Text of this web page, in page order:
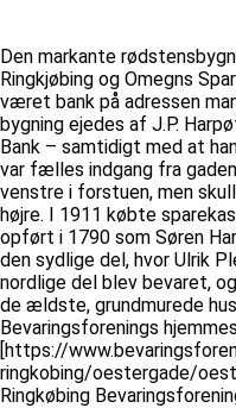
Den markante
Ringkjøbing og Omegns
været bank på adressen
bygning ejedes af J.P.
Bank – samtidigt med at
var fælles indgang fra
venstre i forstuen, men
højre. I 1911 købte
opført i 1790 som Søren
den sydlige del, hvor Ulrik
nordlige del blev bevaret,
de ældste, grundmurede
Bevaringsforenings
[https://
ringkobing/oestergade/
Ringkøbing